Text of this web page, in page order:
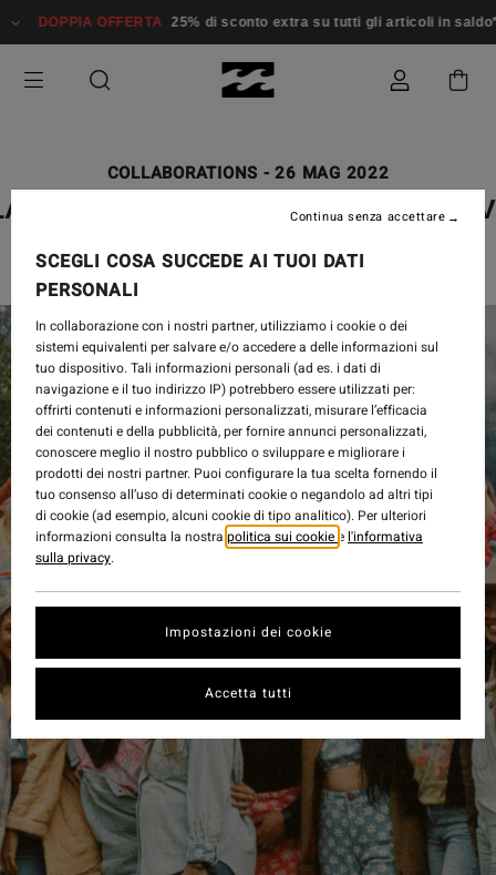
DOPPIA OFFERTA 25% di sconto extra su tutti gli articoli in saldo*
COLLABORATIONS - 26 MAG 2022
X WRANGLER LAUNCH
SCEGLI COSA SUCCEDE AI TUOI DATI
PERSONALI
In collaborazione con i nostri partner, utilizziamo i cookie o dei
sistemi equivalenti per salvare e/o accedere a delle informazioni sul
tuo dispositivo. Tali informazioni personali (ad es. i dati di
navigazione e il tuo indirizzo IP) potrebbero essere utilizzati per:
offrirti contenuti e informazioni personalizzati, misurare l’efficacia
dei contenuti e della pubblicità, per fornire annunci personalizzati,
conoscere meglio il nostro pubblico o sviluppare e migliorare i
prodotti dei nostri partner. Puoi configurare la tua scelta fornendo il
tuo consenso all’uso di determinati cookie o negandolo ad altri tipi
di cookie (ad esempio, alcuni cookie di tipo analitico). Per ulteriori
informazioni consulta la nostra politica sui cookie e l'informativa
sulla privacy.
Impostazioni dei cookie
Continua senza accettare
Accetta tutti